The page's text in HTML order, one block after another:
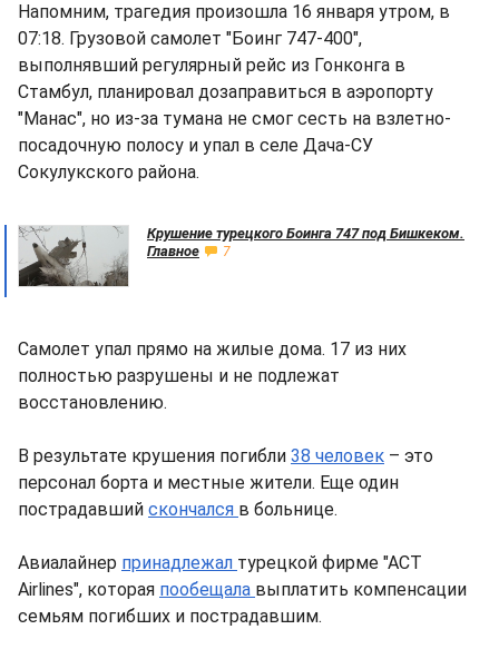
Напомним, трагедия произошла 16 января утром, в
07:18. Грузовой самолет "Боинг 747-400",
выполнявший регулярный рейс из Гонконга в
Стамбул, планировал дозаправиться в аэропорту
"Манас", но из-за тумана не смог сесть на взлетно-
посадочную полосу и упал в селе Дача-СУ
Сокулукского района.
Крушение турецкого Боинга 747 под Бишкеком.
Главное
7
Самолет упал прямо на жилые дома. 17 из них
полностью разрушены и не подлежат
восстановлению.
В результате крушения погибли 38 человек – это
персонал борта и местные жители. Еще один
пострадавший скончался в больнице.
Авиалайнер принадлежал турецкой фирме "АСТ
Airlines", которая пообещала выплатить компенсации
семьям погибших и пострадавшим.